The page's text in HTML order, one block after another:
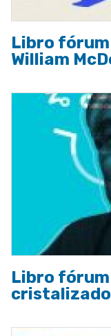
Libro
William
Libro
cristalizado